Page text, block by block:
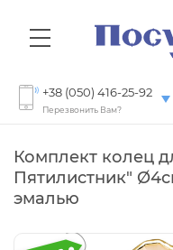
+38 (050) 416-25-92
Перезвонить Вам?
Комплект колец
Пятилистник"
эмалью